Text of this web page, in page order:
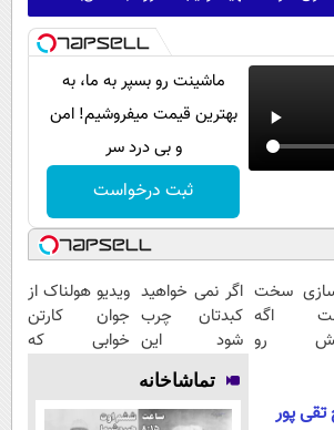
ماشینت رو بسپر به ما، به
بهترین قیمت میفروشیم! امن
و بی درد سر
ثبت درخواست
سخت
اگه
رو
اگر نمی خواهید
کبدتان چرب
شود این
نوشیدنی خوش
طعم را بنوشید
ویدیو هولناک از
جوان کارتن
خوابی که
تقی پور
تماشاخانه